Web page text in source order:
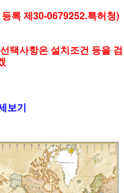
록 제30-0679252.특허청)
택사항은 설치조건 등을 검
보기